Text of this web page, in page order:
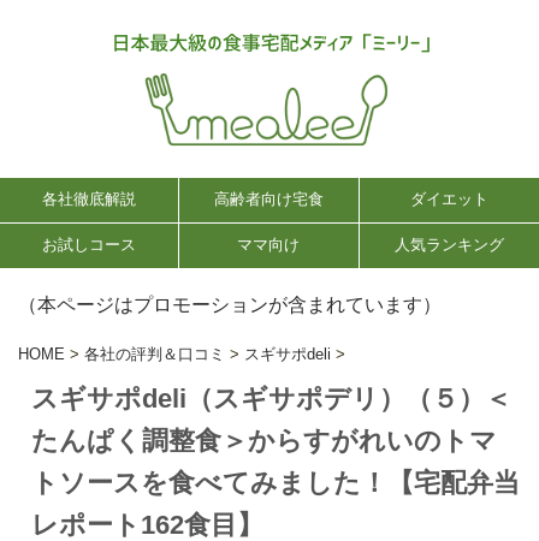
各社徹底解説 高齢者向け宅食 ダイエット
お試しコース ママ向け 人気ランキング
（本ページはプロモーションが含まれています）
HOME > 各社の評判＆口コミ > スギサポdeli >
スギサポdeli（スギサポデリ）（５）＜
たんぱく調整食＞からすがれいのトマ
トソースを食べてみました！【宅配弁当
レポート162食目】